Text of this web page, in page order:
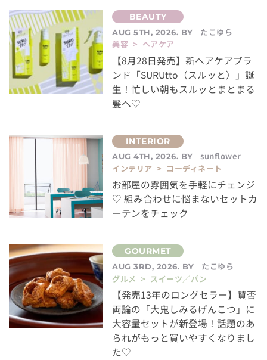
AUG 5TH, 2026. BY
たこゆら
美容 > ヘアケア
【8月28日発売】新ヘアケアブラ
ンド「SURUtto（スルッと）」誕
生！忙しい朝もスルッとまとまる
髪へ♡
AUG 4TH, 2026. BY
sunflower
インテリア > コーディネート
お部屋の雰囲気を手軽にチェンジ
♡ 組み合わせに悩まないセットカ
ーテンをチェック
AUG 3RD, 2026. BY
たこゆら
グルメ > スイーツ／パン
【発売13年のロングセラー】賛否
両論の「大鬼しみるげんこつ」に
大容量セットが新登場！話題のあ
られがもっと買いやすくなりまし
た♡